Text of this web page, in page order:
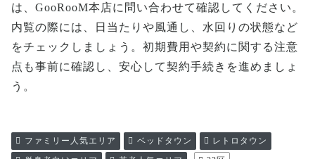
は、GooRooM本店に問い合わせて確認してください。
内覧の際には、日当たりや風通し、水回りの状態など
をチェックしましょう。初期費用や契約に関する注意
点も事前に確認し、安心して契約手続きを進めましょ
う。
ファミリー人気エリア ベッドタウン
レトロタウン